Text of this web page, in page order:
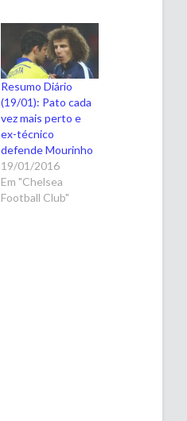
Resumo Diário
(19/01): Pato cada
vez mais perto e
ex-técnico
defende Mourinho
19/01/2016
Em "Chelsea
Football Club"